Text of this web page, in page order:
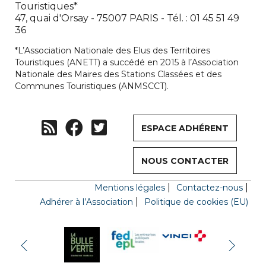
Touristiques*
47, quai d'Orsay - 75007 PARIS - Tél. : 01 45 51 49
36
*L’Association Nationale des Elus des Territoires
Touristiques (ANETT) a succédé en 2015 à l’Association
Nationale des Maires des Stations Classées et des
Communes Touristiques (ANMSCCT).
ESPACE ADHÉRENT
NOUS CONTACTER
Mentions légales
Contactez-nous
Adhérer à l’Association
Politique de cookies (EU)